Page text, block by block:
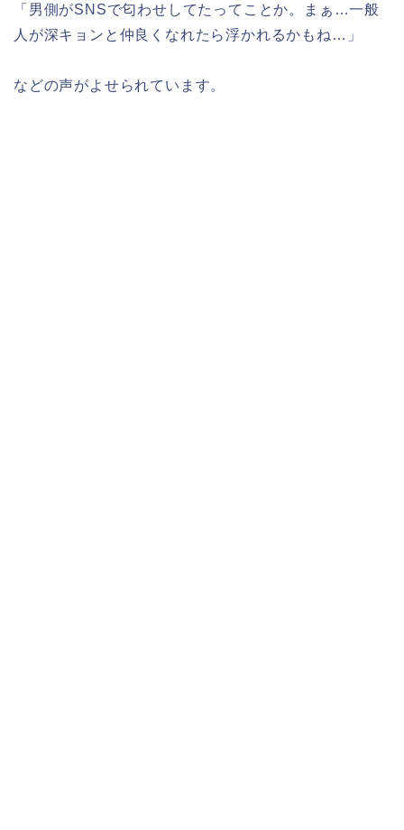
「男側がSNSで匂わせしてたってことか。まぁ…一般
人が深キョンと仲良くなれたら浮かれるかもね…」
などの声がよせられています。